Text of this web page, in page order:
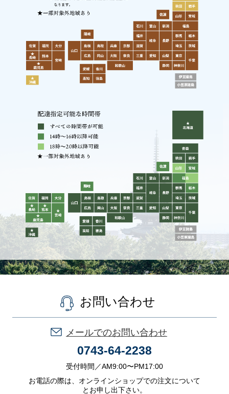
お問い合わせ
メールでのお問い合わせ
0743-64-2238
受付時間／AM9:00〜PM17:00
お電話の際は、オンラインショップでの注文について
とお申し出下さい。